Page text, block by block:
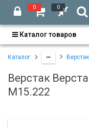
0 0
Каталог товаров
Каталог
Верстак
М15.222